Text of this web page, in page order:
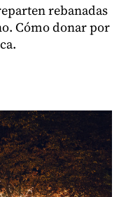
rebanadas
Cómo donar por